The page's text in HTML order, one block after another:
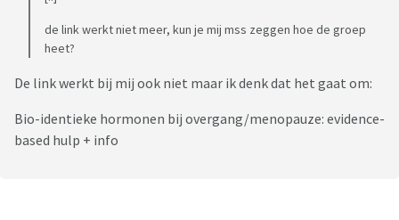
de link werkt niet meer, kun je mij mss zeggen hoe de groep
heet?
De link werkt bij mij ook niet maar ik denk dat het gaat om:
Bio-identieke hormonen bij overgang/menopauze: evidence-
based hulp + info